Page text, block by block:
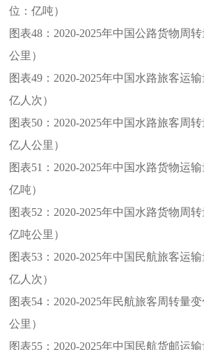
位：亿吨）
图表48： 2020-2025年中国公路货物周
公里）
图表49： 2020-2025年中国水路旅客运
亿人次）
图表50： 2020-2025年中国水路旅客周
亿人公里）
图表51： 2020-2025年中国水路货物运
亿吨）
图表52： 2020-2025年中国水路货物周
亿吨公里）
图表53： 2020-2025年中国民航旅客运
亿人次）
图表54： 2020-2025年民航旅客周转量
公里）
图表55： 2020-2025年中国民航货邮运